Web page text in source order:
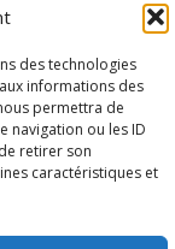
des technologies
informations des
permettra de
navigation ou les ID
retirer son
caractéristiques et
(SAACE)